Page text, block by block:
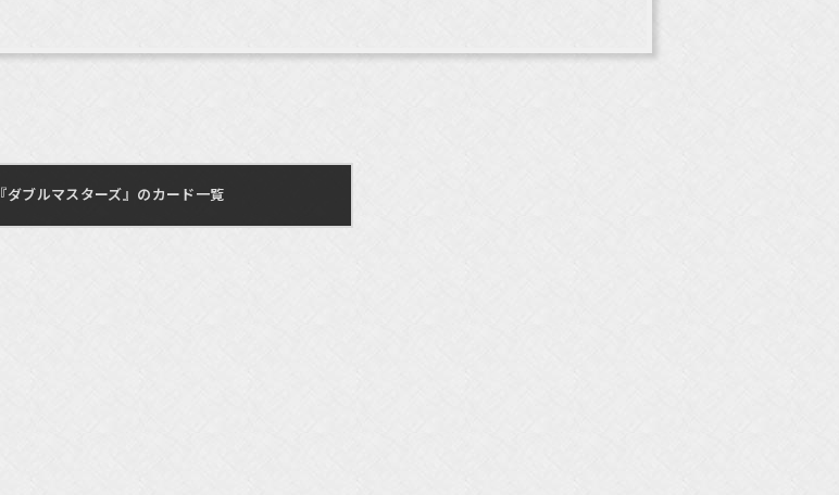
『ダブルマスターズ』のカード一覧